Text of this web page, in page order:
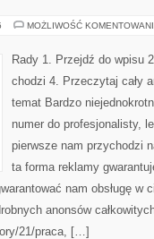
MOŻLIWOŚĆ
Rady 1. Przejdź do wpisu
chodzi 4. Przeczytaj cały
temat Bardzo
numer do profesjonalisty,
pierwsze nam przychodzi
ta forma reklamy
nam obsługę w
anonsów
21/praca, […]